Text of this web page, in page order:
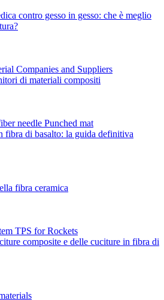
contro gesso in gesso: che è meglio
di materiali compositi
fibra di basalto: la guida definitiva
fibra ceramica
composite e delle cuciture in fibra di